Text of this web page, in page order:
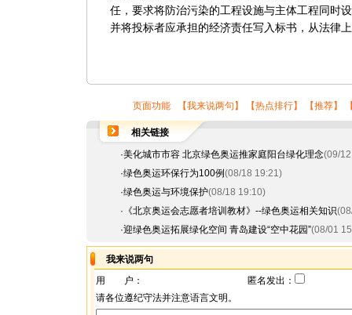
任，要求将防治污染的工程设施与主体工程同时
并将投标者应承担的经济责任写入标书，从法律
页面功能 【我来说两句 】 【热点排行】 【推荐】
相关链接
·美化城市市容 北京绿色奥运推家庭阳台绿化理念(09/
·绿色奥运环保行为100例(08/18 19:21)
·绿色奥运与环境保护(08/18 19:10)
· 《北京奥运会志愿者培训教材》--绿色奥运相关知识
·迎绿色奥运拓展绿化空间 青岛建设“空中花园”(08/01
我来说两句
用 户：
匿名发出：
请各位遵纪守法并注意语言文明。